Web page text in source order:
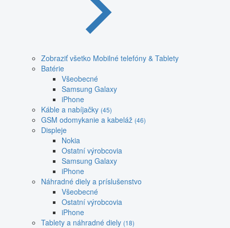
Zobraziť všetko Mobilné telefóny & Tablety
Batérie
Všeobecné
Samsung Galaxy
iPhone
Káble a nabíjačky (45)
GSM odomykanie a kabeláž (46)
Displeje
Nokia
Ostatní výrobcovia
Samsung Galaxy
iPhone
Náhradné diely a príslušenstvo
Všeobecné
Ostatní výrobcovia
iPhone
Tablety a náhradné diely (18)